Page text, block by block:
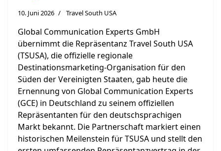
10. Juni 2026 Travel South USA
Global Communication Experts GmbH
übernimmt die Repräsentanz Travel South USA
(TSUSA), die offizielle regionale
Destinationsmarketing-Organisation für den
Süden der Vereinigten Staaten, gab heute die
Ernennung von Global Communication Experts
(GCE) in Deutschland zu seinem offiziellen
Repräsentanten für den deutschsprachigen
Markt bekannt. Die Partnerschaft markiert einen
historischen Meilenstein für TSUSA und stellt den